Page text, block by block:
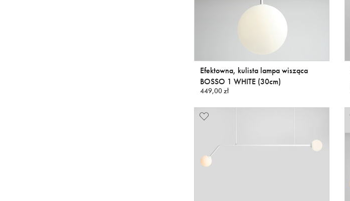
Efektowna, kulista lampa wisząca
BOSSO 1 WHITE (30cm)
449,00 zł